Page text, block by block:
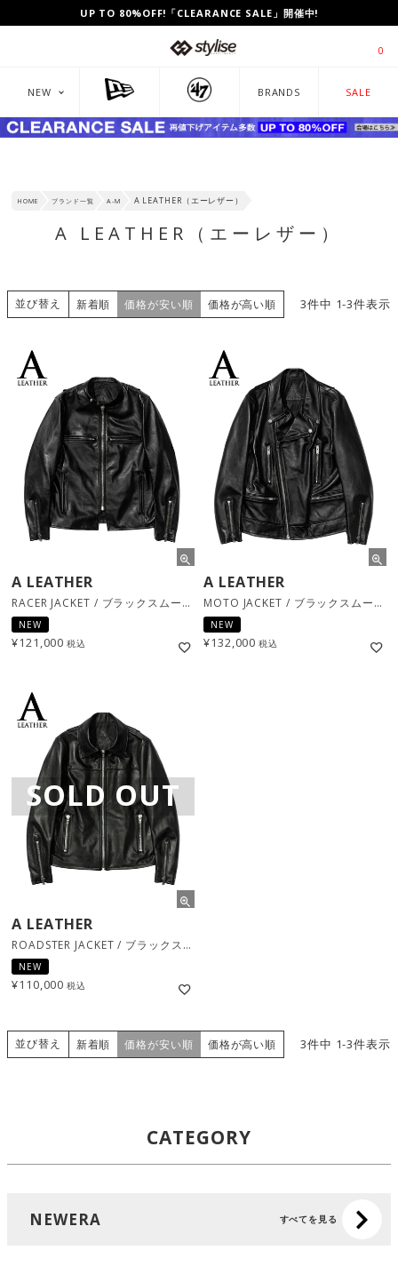
UP TO 80%OFF!「CLEARANCE SALE」開催中!
0
NEW BRANDS SALE
HOME ブランド一覧 A-M A LEATHER（エーレザー）
A LEATHER（エーレザー）
並び替え 新着順 価格が安い順 価格が高い順 3件中 1-3件表示
A LEATHER
RACER JACKET / ブラックスムース [AMJ2402]
NEW
¥121,000 税込
A LEATHER
MOTO JACKET / ブラックスムース [AMJ2401]
NEW
¥132,000 税込
A LEATHER
ROADSTER JACKET / ブラックスムース [AMJ2403]
NEW
¥110,000 税込
SOLD OUT
並び替え 新着順 価格が安い順 価格が高い順 3件中 1-3件表示
CATEGORY
NEWERA すべてを見る